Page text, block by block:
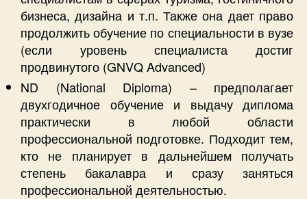
бизнеса, дизайна и т.п. Также она дает право
продолжить обучение по специальности в вузе
(если уровень специалиста достиг
продвинутого (GNVQ Advanced)
ND (National Diploma) – предполагает
двухгодичное обучение и выдачу диплома
практически в любой области
профессиональной подготовке. Подходит тем,
кто не планирует в дальнейшем получать
степень бакалавра и сразу заняться
профессиональной деятельностью.